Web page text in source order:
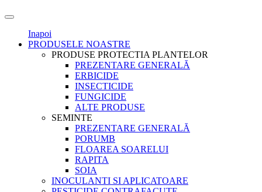
Inapoi
PRODUSELE NOASTRE
PRODUSE PROTECTIA PLANTELOR
PREZENTARE GENERALĂ
ERBICIDE
INSECTICIDE
FUNGICIDE
ALTE PRODUSE
SEMINTE
PREZENTARE GENERALĂ
PORUMB
FLOAREA SOARELUI
RAPITA
SOIA
INOCULANTI SI APLICATOARE